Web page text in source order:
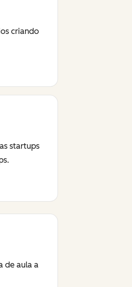
criando
startups
de aula a